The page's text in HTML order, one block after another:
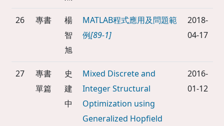
26 專書
楊
智
旭
MATLAB程式應用及問題範
例[89-1]
2018-
04-17
27
專書
單篇
史
建
中
Mixed Discrete and
Integer Structural
Optimization using
Generalized Hopfield
2016-
01-12